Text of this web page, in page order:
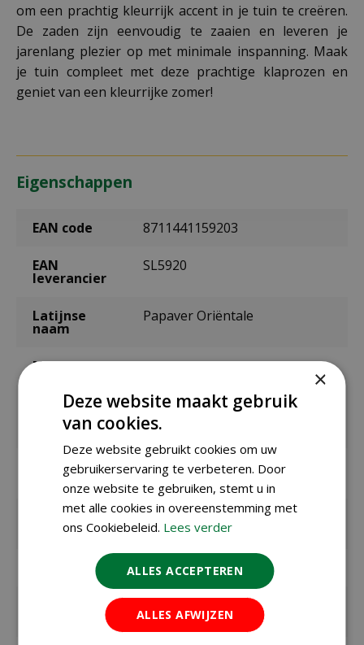
om een prachtig kleurrijk accent in je tuin te creëren.
De zaden zijn eenvoudig te zaaien en leveren je
jarenlang plezier op met minimale inspanning. Maak
je tuin compleet met deze prachtige klaprozen en
geniet van een kleurrijke zomer!
Eigenschappen
EAN code 8711441159203
EAN
leverancier
SL5920
Latijnse
naam
Papaver Oriëntale
Merk Sluis Garden
Zaaien /
planten
buiten
mei t/m juli
Bloeitijd /
oogsttijd
juni t/m augustus
Max. hoogte
in cm
40 cm
Standplaats zon
Zaaitemperat
×
Deze website maakt gebruik
van cookies.
Deze website gebruikt cookies om uw
gebruikerservaring te verbeteren. Door
onze website te gebruiken, stemt u in
met alle cookies in overeenstemming met
ons Cookiebeleid. Lees verder
ALLES ACCEPTEREN
ALLES AFWIJZEN